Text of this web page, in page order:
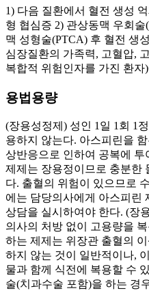
1) 다음 질환에서 혈전 생성
형 협심증 2) 관상동맥 우회
맥 성형술(PTCA) 후 혈전 생
심장질환의 가족력, 고혈압,
복합적 위험인자를 가진 환
용법용량
(장용성정제) 성인 1일 1회 1
용하지 않는다. 아스피린을
상반응으로 인하여 공복에 투
제제는 장용정이므로 충분한
다. 출혈의 위험이 있으므로
에는 담당의사에게 아스피린
상담을 실시하여야 한다. (장
의사의 처방 없이 고용량을
하는 제제는 위장관 출혈의
하지 않는 것이 일반적이나,
물과 함께 식전에 복용할 수
술(치과수술 포함)을 하는 경